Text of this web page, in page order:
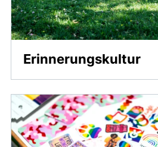
Erinnerungskultur